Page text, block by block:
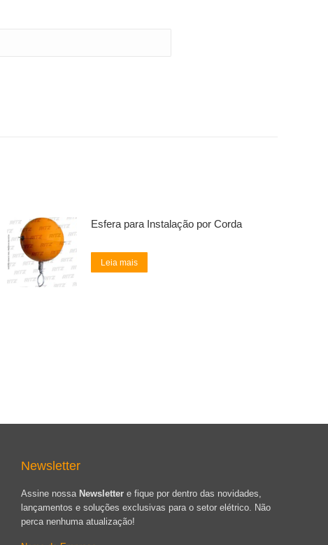
Esfera para Instalação por Corda
Leia mais
Newsletter
Assine nossa Newsletter e fique por dentro das novidades,
lançamentos e soluções exclusivas para o setor elétrico. Não
perca nenhuma atualização!